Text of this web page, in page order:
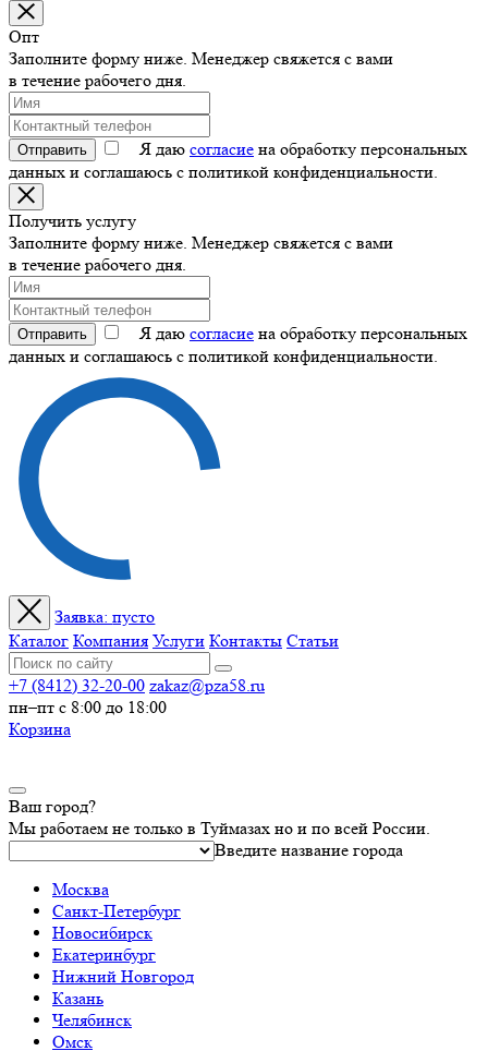
Опт
Заполните форму ниже. Менеджер свяжется с вами
в течение рабочего дня.
Отправить Я даю согласие на обработку персональных
данных и соглашаюсь с политикой конфиденциальности.
Получить услугу
Заполните форму ниже. Менеджер свяжется с вами
в течение рабочего дня.
Отправить Я даю согласие на обработку персональных
данных и соглашаюсь с политикой конфиденциальности.
Заявка:пусто
Каталог Компания Услуги Контакты Статьи
+7 (8412) 32-20-00 zakaz@pza58.ru
пн–пт с 8:00 до 18:00
Корзина
Ваш город?
Мы работаем не только в Туймазах но и по всей России.
Введите название города
Москва
Санкт-Петербург
Новосибирск
Екатеринбург
Нижний Новгород
Казань
Челябинск
Омск